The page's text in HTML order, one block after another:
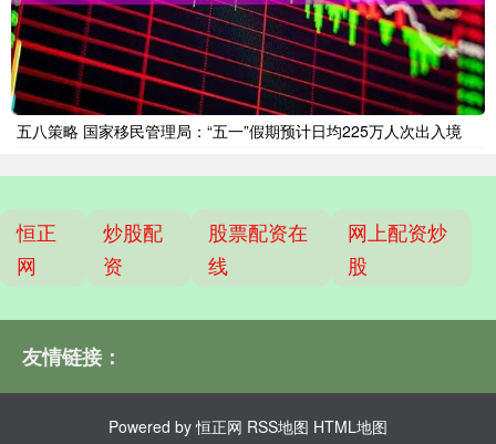
五八策略 国家移民管理局：“五一”假期预计日均225万人次出入境
恒正
网
炒股配
资
股票配资在
线
网上配资炒
股
友情链接：
Powered by恒正网 RSS地图 HTML地图